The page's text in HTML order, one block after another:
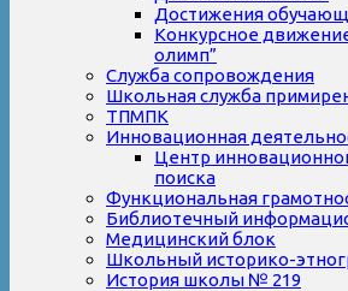
Достижения
Конкурсное
олимп”
Служба сопровождения
Школьная служба
ТПМПК
Инновационная
Центр
поиска
Функциональная
Библиотечный
Медицинский блок
Школьный историко-
История школы № 219